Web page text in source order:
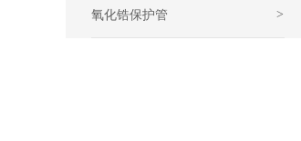
氧化锆保护管 >